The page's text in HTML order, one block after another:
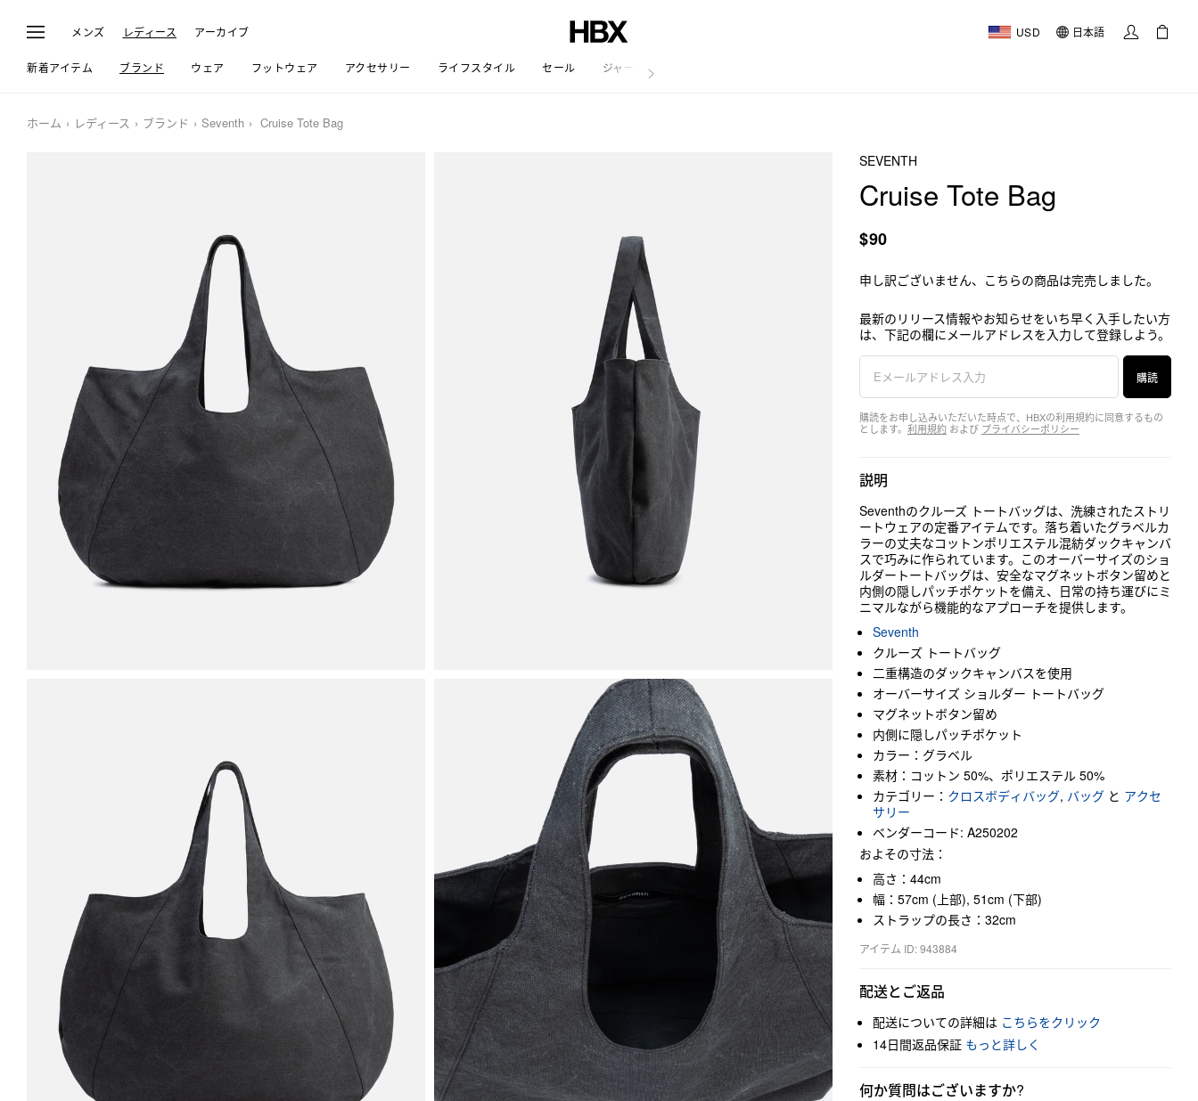
メンズ レディース アーカイブ USD 日本語
新着アイテム ブランド ウェア フットウェア アクセサリー ライフスタイル セール ジャーナル
ホーム レディース ブランド Seventh Cruise Tote Bag
SEVENTH
Cruise Tote Bag
$90
申し訳ございません、こちらの商品は完売しました。
最新のリリース情報やお知らせをいち早く入手したい方
は、下記の欄にメールアドレスを入力して登録しよう。
購読
購読をお申し込みいただいた時点で、HBXの利用規約に同意するもの
とします。 利用規約 および プライバシーポリシー
説明
Seventhのクルーズ トートバッグは、洗練されたストリ
ートウェアの定番アイテムです。落ち着いたグラベルカ
ラーの丈夫なコットンポリエステル混紡ダックキャンバ
スで巧みに作られています。このオーバーサイズのショ
ルダートートバッグは、安全なマグネットボタン留めと
内側の隠しパッチポケットを備え、日常の持ち運びにミ
ニマルながら機能的なアプローチを提供します。
Seventh
クルーズ トートバッグ
二重構造のダックキャンバスを使用
オーバーサイズ ショルダー トートバッグ
マグネットボタン留め
内側に隠しパッチポケット
カラー：グラベル
素材：コットン 50%、ポリエステル 50%
カテゴリー： クロスボディバッグ, バッグ と アクセ
サリー
ベンダーコード: A250202
およその寸法：
高さ：44cm
幅：57cm (上部), 51cm (下部)
ストラップの長さ：32cm
アイテム ID: 943884
配送とご返品
配送についての詳細は こちらをクリック
14日間返品保証 もっと詳しく
何か質問はございますか?